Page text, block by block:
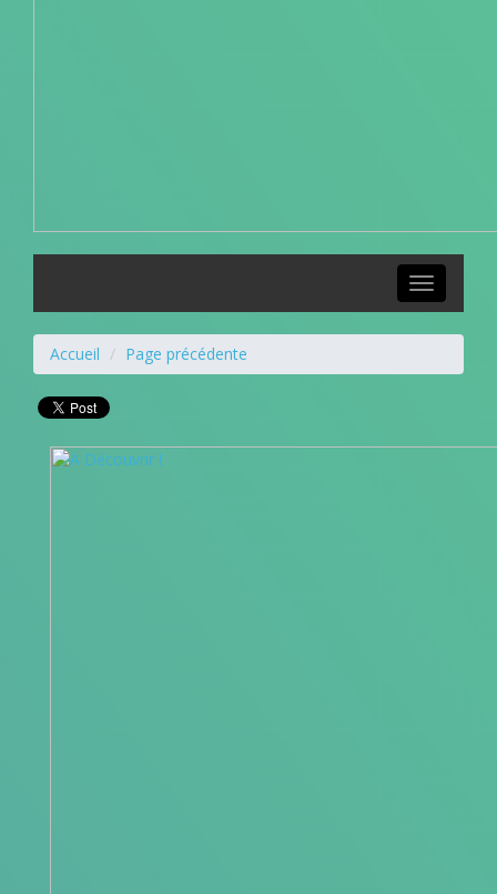
Toggle
navigation
Accueil Page précédente